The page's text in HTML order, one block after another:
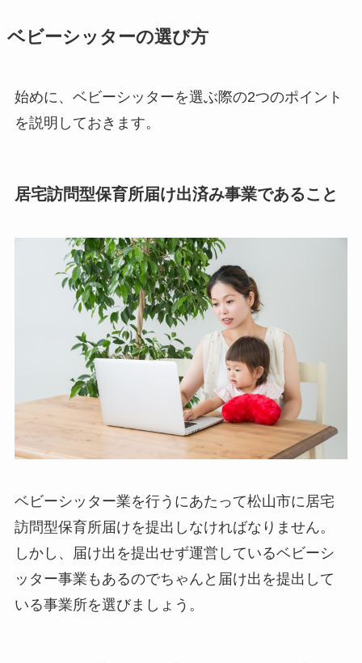
ベビーシッターの選び方
始めに、ベビーシッターを選ぶ際の2つのポイント
を説明しておきます。
居宅訪問型保育所届け出済み事業であること
ベビーシッター業を行うにあたって松山市に居宅
訪問型保育所届けを提出しなければなりません。
しかし、届け出を提出せず運営しているベビーシ
ッター事業もあるのでちゃんと届け出を提出して
いる事業所を選びましょう。